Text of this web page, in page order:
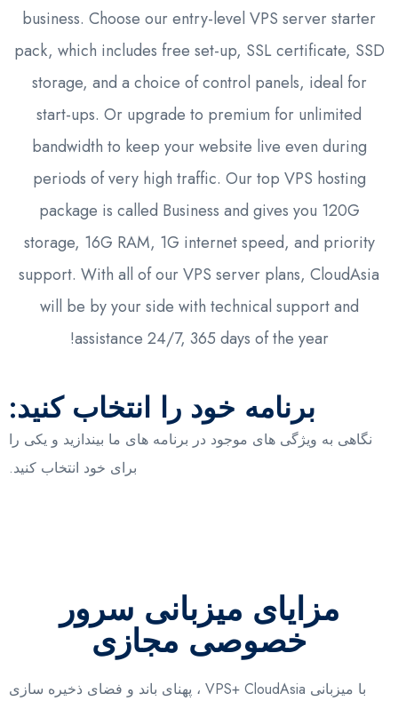
business. Choose our entry-level VPS server starter
pack, which includes free set-up, SSL certificate, SSD
storage, and a choice of control panels, ideal for
start-ups. Or upgrade to premium for unlimited
bandwidth to keep your website live even during
periods of very high traffic. Our top VPS hosting
package is called Business and gives you 120G
storage, 16G RAM, 1G internet speed, and priority
support. With all of our VPS server plans, CloudAsia
will be by your side with technical support and
assistance 24/7, 365 days of the year!
برنامه خود را انتخاب کنید:
نگاهی به ویژگی های موجود در برنامه های ما بیندازید و یکی را
برای خود انتخاب کنید.
مزایای میزبانی سرور
خصوصی مجازی
با میزبانی VPS+ CloudAsia ، پهنای باند و فضای ذخیره سازی